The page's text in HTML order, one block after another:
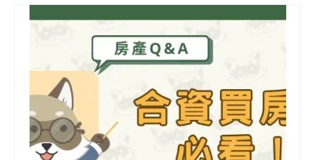
代書貸款
銀行貸款
其他貸款
申貸Q&A
久通專欄